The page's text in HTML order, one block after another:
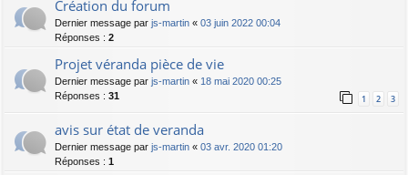
Création du forum
Dernier message par js-martin « 03 juin 2022 00:04
Réponses : 2
Projet véranda pièce de vie
Dernier message par js-martin « 18 mai 2020 00:25
Réponses : 31 1 2 3
avis sur état de veranda
Dernier message par js-martin « 03 avr. 2020 01:20
Réponses : 1